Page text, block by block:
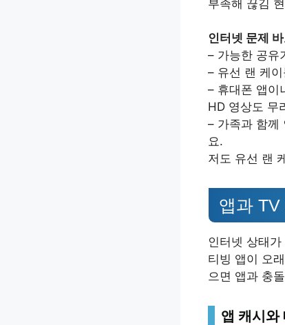
부족해 끊김
인터넷 문제
– 가능한 공유
– 유선 랜 케
– 휴대폰 앱이
HD 영상도 무
– 가족과 함께
요.
저도 유선 랜
앱과
인터넷 상태
티빙 앱이 오
으면 앱과 충
앱 캐시와